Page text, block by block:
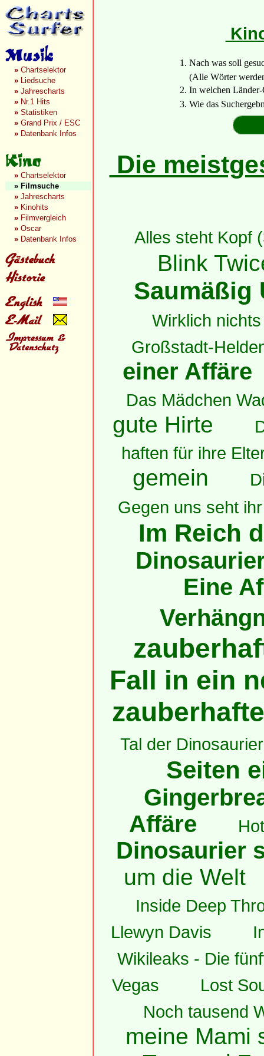
» Chartselektor
» Liedsuche
» Jahrescharts
» Nr.1 Hits
» Statistiken
» Grand Prix / ESC
» Datenbank Infos
» Chartselektor
» Filmsuche
» Jahrescharts
» Kinohits
» Filmvergleich
» Oscar
» Datenbank Infos
1. Nach was soll
(Alle Wörter
2. In welchen Länder-
3. Wie das
Die
Alles steht Kopf
Blink
Saumäßig
Wirklich
Großstadt-
einer Affäre
Das Mädchen
gute Hirte
haften für ihre
gemein
Gegen uns seht
Im Reich
Eine
Fall in ein
Tal der Dinosaurier
Seiten
Affäre
Dinosaurier
um die Welt
Inside Deep
Llewyn Davis
Wikileaks - Die
Vegas
Lost
Noch tausend
meine Mami